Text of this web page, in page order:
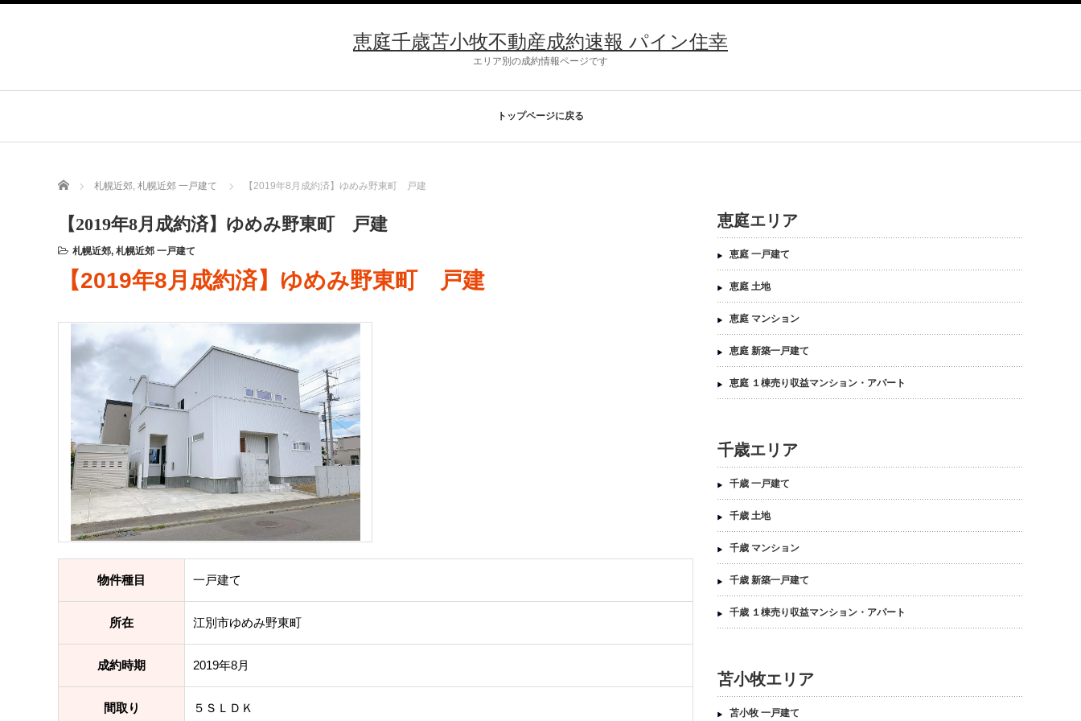
恵庭千歳苫小牧不動産成約速報 パイン住幸
エリア別の成約情報ページです
トップページに戻る
Home 札幌近郊, 札幌近郊 一戸建て 【2019年8月成約済】ゆめみ野東町 戸建
【2019年8月成約済】ゆめみ野東町 戸建
札幌近郊, 札幌近郊 一戸建て
【2019年8月成約済】ゆめみ野東町 戸建
物件種目 一戸建て
所在 江別市ゆめみ野東町
成約時期 2019年8月
間取り ５ＳＬＤＫ
恵庭エリア
恵庭 一戸建て
恵庭 土地
恵庭 マンション
恵庭 新築一戸建て
恵庭 １棟売り収益マンション・アパート
千歳エリア
千歳 一戸建て
千歳 土地
千歳 マンション
千歳 新築一戸建て
千歳 １棟売り収益マンション・アパート
苫小牧エリア
苫小牧 一戸建て